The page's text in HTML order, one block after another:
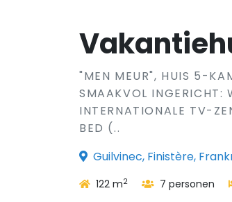
"MEN MEUR", HUIS 5-
SMAAKVOL INGERICHT:
INTERNATIONALE TV-
BED (..
Guilvinec, Finistère,
122 m2 7 personen